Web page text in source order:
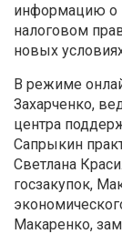
информацию о
налоговом
новых
В режиме
Захарченко,
центра
Сапрыкин
Светлана
госзакупок,
Макаренко,